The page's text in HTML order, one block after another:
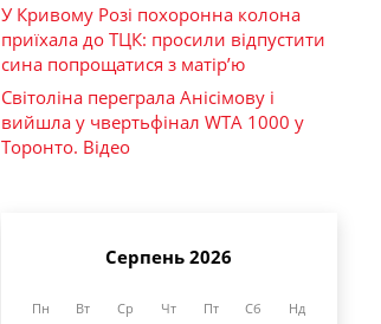
У Кривому Розі похоронна колона
приїхала до ТЦК: просили відпустити
сина попрощатися з матір’ю
Світоліна переграла Анісімову і
вийшла у чвертьфінал WTA 1000 у
Торонто. Відео
Серпень 2026
Пн Вт Ср Чт Пт Сб Нд